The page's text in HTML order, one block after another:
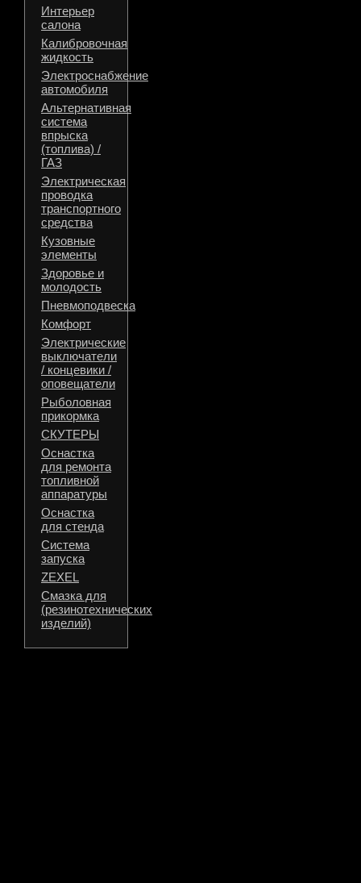
Интерьер
салона
Калибровочная
жидкость
Электроснабжение
автомобиля
Альтернативная
система
впрыска
(топлива) /
ГАЗ
Электрическая
проводка
транспортного
средства
Кузовные
элементы
Здоровье и
молодость
Пневмоподвеска
Комфорт
Электрические
выключатели
/ концевики /
оповещатели
Рыболовная
прикормка
СКУТЕРЫ
Оснастка
для ремонта
топливной
аппаратуры
Оснастка
для стенда
Система
запуска
ZEXEL
Смазка для
(резинотехнических
изделий)